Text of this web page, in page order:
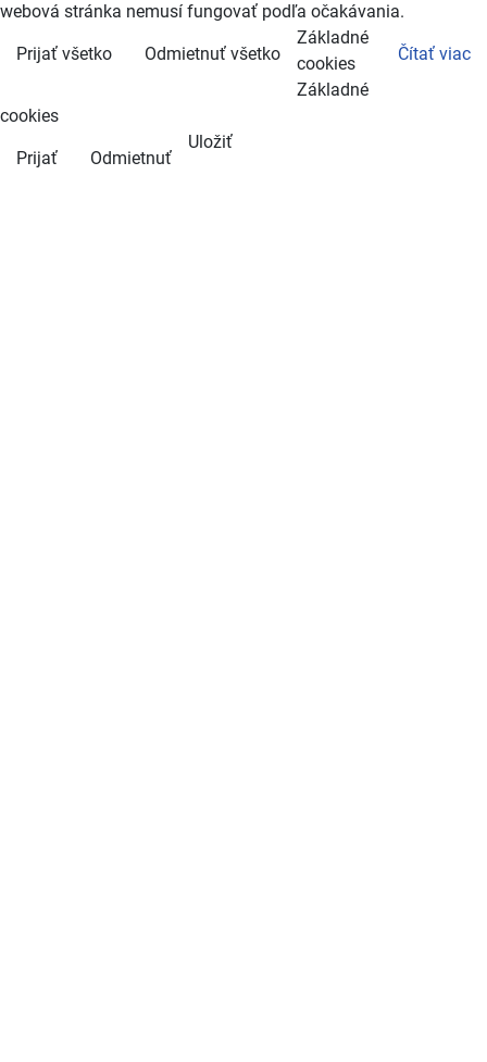
webová stránka nemusí fungovať podľa očakávania.
Prijať všetko Odmietnuť všetko Čítať viac
Základné
cookies
Základné
cookies
Prijať Odmietnuť
Uložiť